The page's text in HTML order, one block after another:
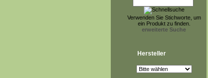
Verwenden Sie Stichworte, um
ein Produkt zu finden.
erweiterte Suche
Hersteller